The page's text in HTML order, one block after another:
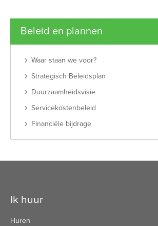
Beleid en plannen
Waar staan we voor?
Strategisch Beleidsplan
Duurzaamheidsvisie
Servicekostenbeleid
Financiële bijdrage
Contactinformatie
Ik huur
Huren